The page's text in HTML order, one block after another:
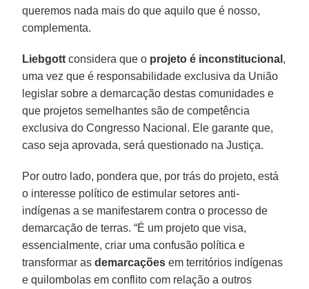
queremos nada mais do que aquilo que é nosso,
complementa.
Liebgott considera que o projeto é inconstitucional ,
uma vez que é responsabilidade exclusiva da União
legislar sobre a demarcação destas comunidades e
que projetos semelhantes são de competência
exclusiva do Congresso Nacional. Ele garante que,
caso seja aprovada, será questionado na Justiça.
Por outro lado, pondera que, por trás do projeto, está
o interesse político de estimular setores anti-
indígenas a se manifestarem contra o processo de
demarcação de terras. “É um projeto que visa,
essencialmente, criar uma confusão política e
transformar asdemarcações em territórios indígenas
e quilombolas em conflito com relação a outros